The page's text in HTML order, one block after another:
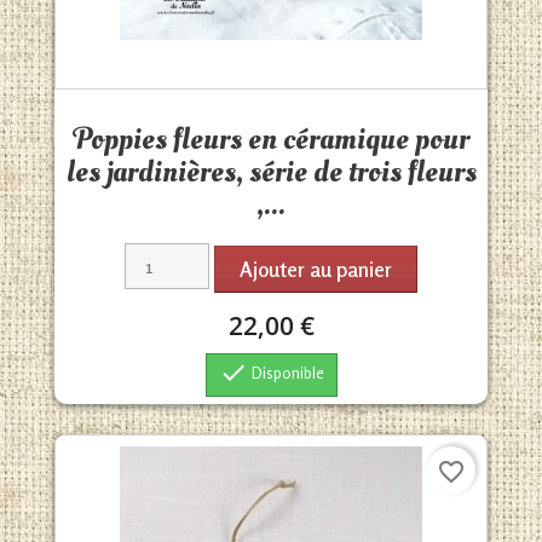
Poppies fleurs en céramique pour
les jardinières, série de trois fleurs
,...
Ajouter au panier
22,00 €
 Disponible
favorite_border